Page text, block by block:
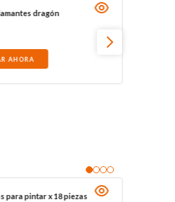
dragón
AHORA
para pintar x 18 piezas